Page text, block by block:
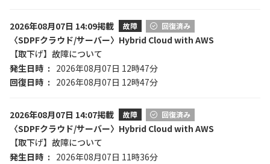
2026年08月07日 14:09掲載 故障 回復済み
〈SDPFクラウド/サーバー〉Hybrid Cloud with AWS
【取下げ】故障について
発生日時
2026年08月07日 12時47分
回復日時
2026年08月07日 12時47分
2026年08月07日 14:07掲載 故障 回復済み
〈SDPFクラウド/サーバー〉Hybrid Cloud with AWS
【取下げ】故障について
発生日時
2026年08月07日 11時36分